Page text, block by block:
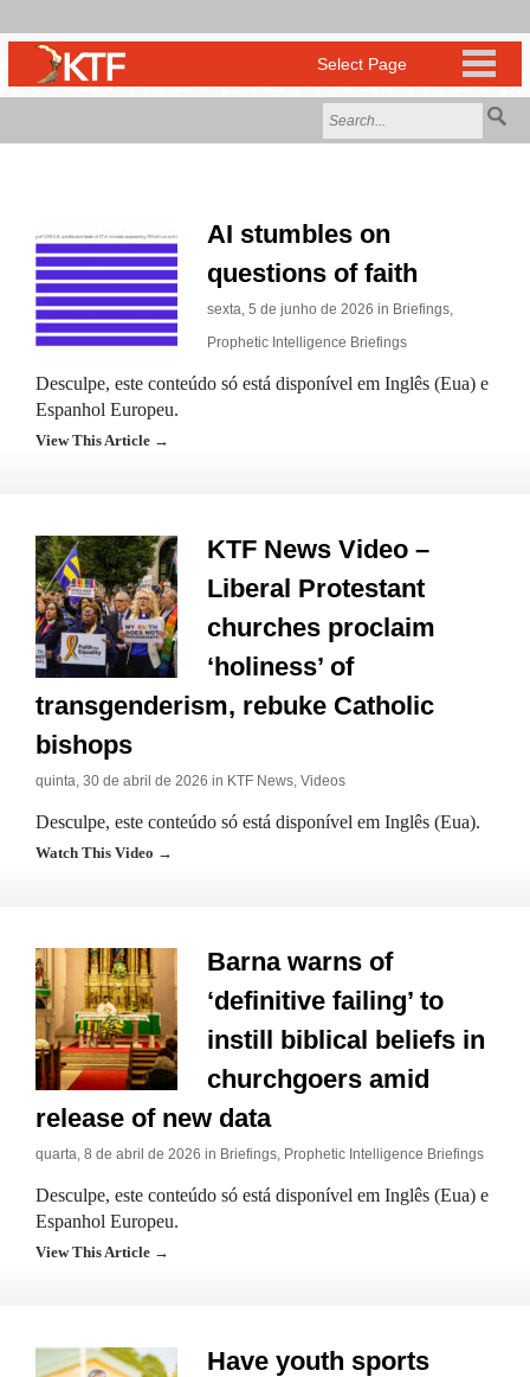
AI stumbles on
questions of faith
sexta, 5 de junho de 2026 in Briefings,
Prophetic Intelligence Briefings
Desculpe, este conteúdo só está disponível em Inglês (Eua) e
Espanhol Europeu.
View This Article →
KTF News Video –
Liberal Protestant
churches proclaim
‘holiness’ of
transgenderism, rebuke Catholic
bishops
quinta, 30 de abril de 2026 in KTF News, Videos
Desculpe, este conteúdo só está disponível em Inglês (Eua).
Watch This Video →
Barna warns of
‘definitive failing’ to
instill biblical beliefs in
churchgoers amid
release of new data
quarta, 8 de abril de 2026 in Briefings, Prophetic Intelligence Briefings
Desculpe, este conteúdo só está disponível em Inglês (Eua) e
Espanhol Europeu.
View This Article →
Have youth sports